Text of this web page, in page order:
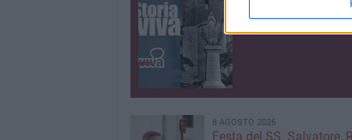
108 CONTENUTI
8 AGOSTO 2026
Festa del SS. Salvatore,